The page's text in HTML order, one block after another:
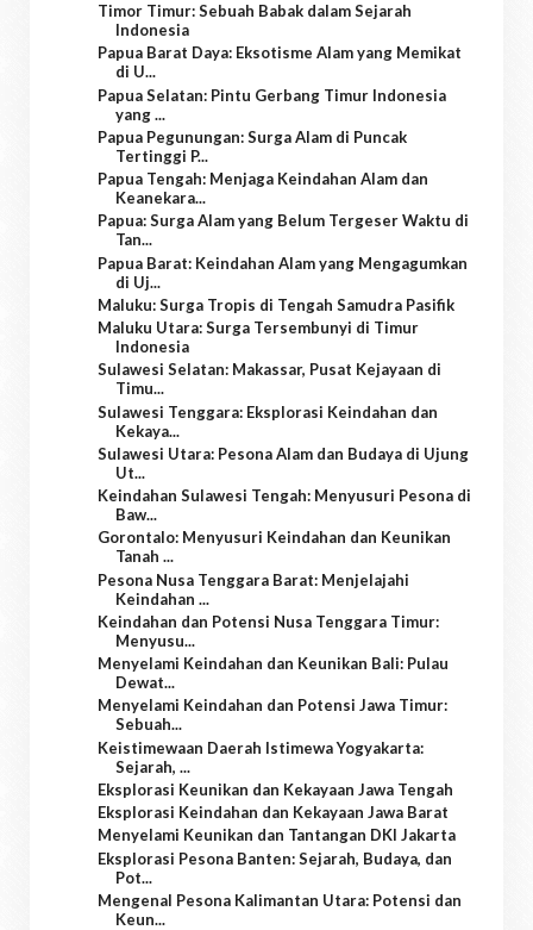
Timor Timur: Sebuah Babak dalam Sejarah
Indonesia
Papua Barat Daya: Eksotisme Alam yang Memikat
di U...
Papua Selatan: Pintu Gerbang Timur Indonesia
yang ...
Papua Pegunungan: Surga Alam di Puncak
Tertinggi P...
Papua Tengah: Menjaga Keindahan Alam dan
Keanekara...
Papua: Surga Alam yang Belum Tergeser Waktu di
Tan...
Papua Barat: Keindahan Alam yang Mengagumkan
di Uj...
Maluku: Surga Tropis di Tengah Samudra Pasifik
Maluku Utara: Surga Tersembunyi di Timur
Indonesia
Sulawesi Selatan: Makassar, Pusat Kejayaan di
Timu...
Sulawesi Tenggara: Eksplorasi Keindahan dan
Kekaya...
Sulawesi Utara: Pesona Alam dan Budaya di Ujung
Ut...
Keindahan Sulawesi Tengah: Menyusuri Pesona di
Baw...
Gorontalo: Menyusuri Keindahan dan Keunikan
Tanah ...
Pesona Nusa Tenggara Barat: Menjelajahi
Keindahan ...
Keindahan dan Potensi Nusa Tenggara Timur:
Menyusu...
Menyelami Keindahan dan Keunikan Bali: Pulau
Dewat...
Menyelami Keindahan dan Potensi Jawa Timur:
Sebuah...
Keistimewaan Daerah Istimewa Yogyakarta:
Sejarah, ...
Eksplorasi Keunikan dan Kekayaan Jawa Tengah
Eksplorasi Keindahan dan Kekayaan Jawa Barat
Menyelami Keunikan dan Tantangan DKI Jakarta
Eksplorasi Pesona Banten: Sejarah, Budaya, dan
Pot...
Mengenal Pesona Kalimantan Utara: Potensi dan
Keun...